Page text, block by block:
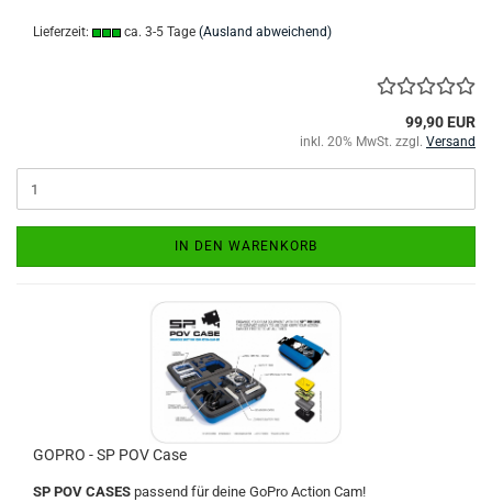
Lieferzeit: ca. 3-5 Tage (Ausland abweichend)
99,90 EUR
inkl. 20% MwSt. zzgl. Versand
IN DEN WARENKORB
GOPRO - SP POV Case
SP POV CASES passend für deine GoPro Action Cam!